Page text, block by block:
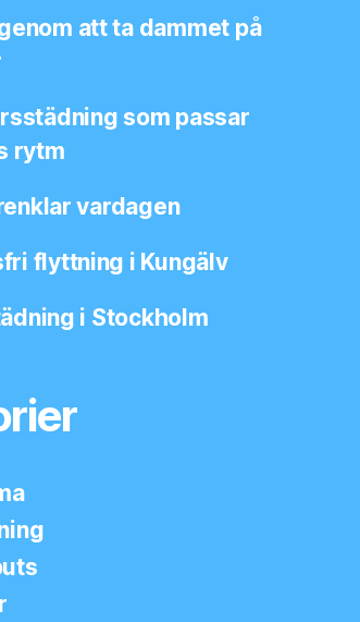
att ta dammet på
som passar
rytm
vardagen
flyttning i Kungälv
i Stockholm